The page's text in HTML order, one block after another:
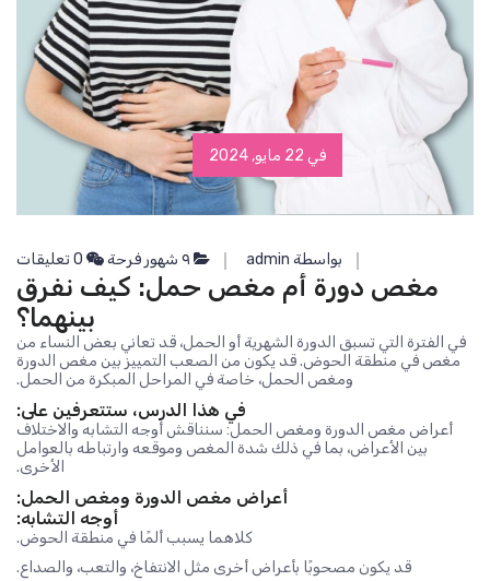
في 22 مايو, 2024
بواسطة admin ٩ شهور فرحة
مغص دورة أم مغص حمل: كيف نفرق
بينهما؟
في الفترة التي تسبق الدورة الشهرية أو الحمل، قد تعاني بعض النساء من
مغص في منطقة الحوض. قد يكون من الصعب التمييز بين مغص الدورة
ومغص الحمل، خاصة في المراحل المبكرة من الحمل.
في هذا الدرس، ستتعرفين على:
أعراض مغص الدورة ومغص الحمل: سنناقش أوجه التشابه والاختلاف
بين الأعراض، بما في ذلك شدة المغص وموقعه وارتباطه بالعوامل
الأخرى.
أعراض مغص الدورة ومغص الحمل:
أوجه التشابه:
كلاهما يسبب ألمًا في منطقة الحوض.
قد يكون مصحوبًا بأعراض أخرى مثل الانتفاخ، والتعب، والصداع.